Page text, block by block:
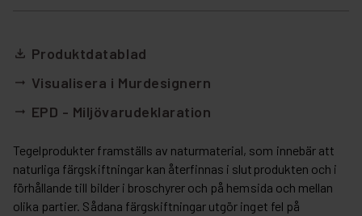
file_download Produktdatablad
arrow_right_alt Visualisera i Murdesignern
arrow_right_alt EPD - Miljövarudeklaration
Tegelprodukter framställs av naturmaterial, som innebär att
naturliga färgskiftningar kan återfinnas i slutprodukten och i
förhållande till bilder i broschyrer och på hemsida och mellan
olika partier. Sådana färgskiftningar utgör inget fel på